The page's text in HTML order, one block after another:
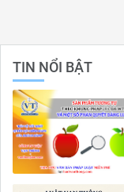
TIN NỔI BẬT